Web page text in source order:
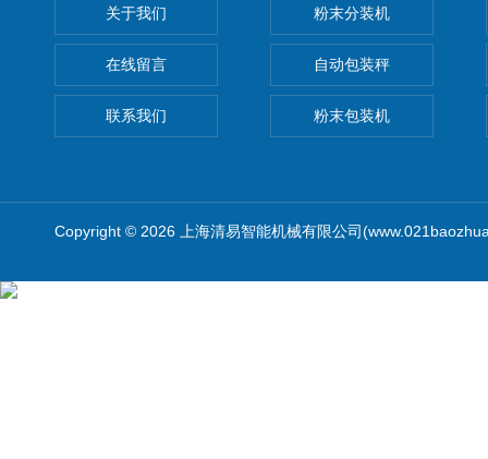
关于我们
在线留言
联系我们
粉末分装机
自动包装秤
粉末包装机
Copyright © 2026 上海清易智能机械有限公司